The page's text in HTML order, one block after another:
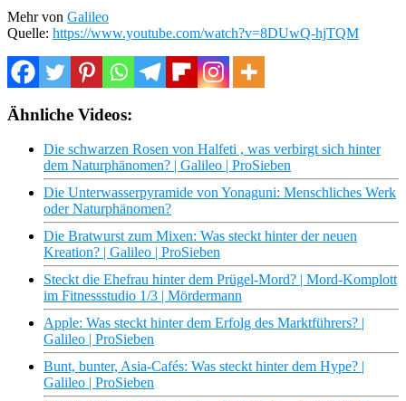
Mehr von Galileo
Quelle: https://www.youtube.com/watch?v=8DUwQ-hjTQM
Ähnliche Videos:
Die schwarzen Rosen von Halfeti , was verbirgt sich hinter
dem Naturphänomen? | Galileo | ProSieben
Die Unterwasserpyramide von Yonaguni: Menschliches Werk
oder Naturphänomen?
Die Bratwurst zum Mixen: Was steckt hinter der neuen
Kreation? | Galileo | ProSieben
Steckt die Ehefrau hinter dem Prügel-Mord? | Mord-Komplott
im Fitnessstudio 1/3 | Mördermann
Apple: Was steckt hinter dem Erfolg des Marktführers? |
Galileo | ProSieben
Bunt, bunter, Asia-Cafés: Was steckt hinter dem Hype? |
Galileo | ProSieben